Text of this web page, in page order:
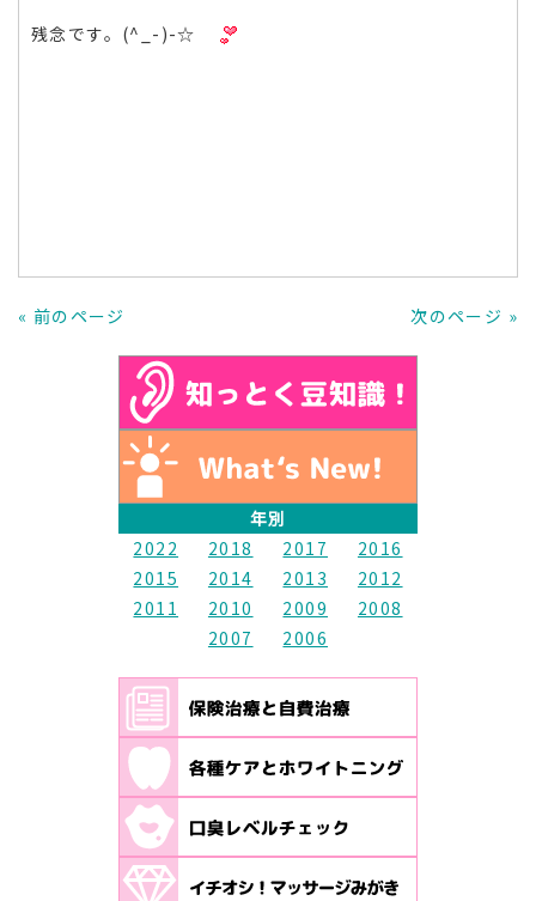
残念です。(^_-)-☆
« 前のページ 次のページ »
年別
2022
2018 2017
2016
2015
2014 2013
2012
2011
2010 2009
2008
2007
2006